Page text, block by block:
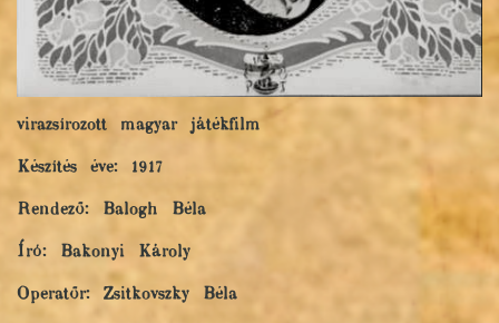
virazsírozott magyar játékfilm
Készítés éve: 1917
Rendező: Balogh Béla
Író: Bakonyi Károly
Operatőr: Zsitkovszky Béla